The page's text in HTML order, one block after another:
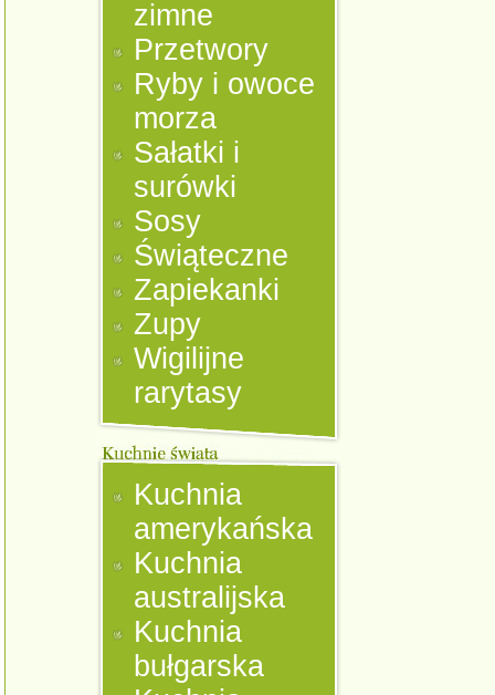
zimne
Przetwory
Ryby i owoce
morza
Sałatki i
surówki
Sosy
Świąteczne
Zapiekanki
Zupy
Wigilijne
rarytasy
Kuchnia
amerykańska
Kuchnia
australijska
Kuchnia
bułgarska